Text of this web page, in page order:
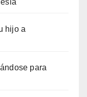
hijo a
para